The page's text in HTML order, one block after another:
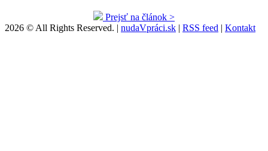
Prejsť na článok >
2026 © All Rights Reserved. | nudaVpráci.sk RSS feed Kontakt